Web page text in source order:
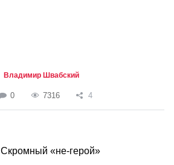
Владимир Швабский
0 7316 4
Скромный «не-герой»